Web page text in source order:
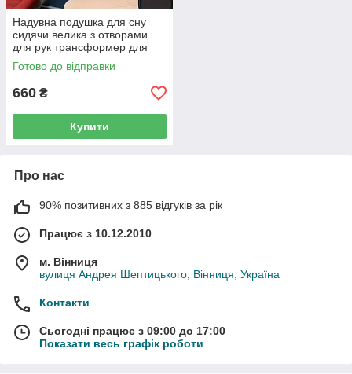
Надувна подушка для сну
сидячи велика з отворами
для рук трансформер для
офісу літака автомобіля та
попереку 45х35х30 см
Готово до відправки
660 ₴
Купити
Про нас
90% позитивних з 885 відгуків за рік
Працює з 10.12.2010
м. Вінниця
вулиця Андрея Шептицького, Вінниця, Україна
Контакти
Сьогодні працює з 09:00 до 17:00
Показати весь графік роботи